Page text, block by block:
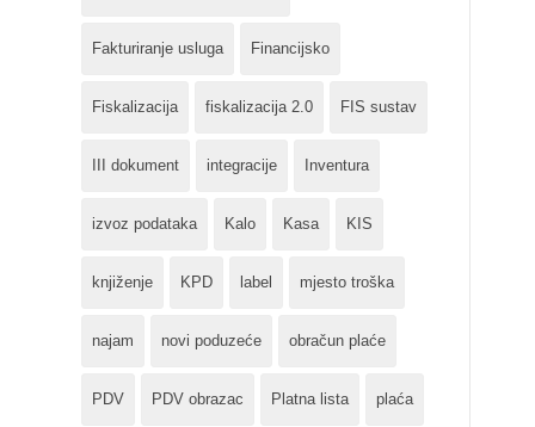
Fakturiranje usluga Financijsko
Fiskalizacija fiskalizacija 2.0 FIS sustav
III dokument integracije Inventura
izvoz podataka Kalo Kasa KIS
knjiženje KPD label mjesto troška
najam novi poduzeće obračun plaće
PDV PDV obrazac Platna lista plaća